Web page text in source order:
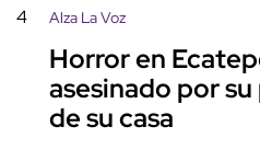
4 Alza La Voz
Horror en
asesinado por
de su casa